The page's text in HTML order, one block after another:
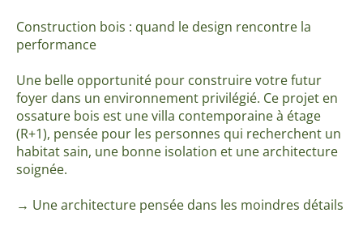
Construction bois : quand le design rencontre la
performance
Une belle opportunité pour construire votre futur
foyer dans un environnement privilégié. Ce projet en
ossature bois est une villa contemporaine à étage
(R+1), pensée pour les personnes qui recherchent un
habitat sain, une bonne isolation et une architecture
soignée.
→ Une architecture pensée dans les moindres détails